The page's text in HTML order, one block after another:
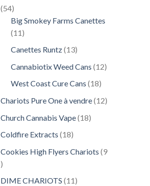
5454
produits
Big Smokey Farms Canettes
11 11
Canettes Runtz 1313
Cannabiotix Weed Cans 1212
West Coast Cure Cans 1818
Chariots Pure One à vendre 1212
Church Cannabis Vape 1818
Coldfire Extracts 1818
Cookies High Flyers Chariots 9
9
DIME CHARIOTS 1111